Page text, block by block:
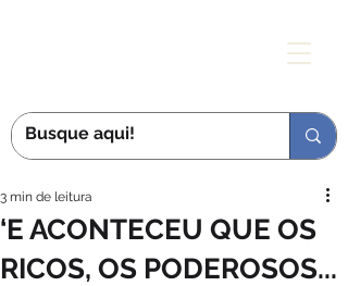
‘E ACONTECEU QUE OS
RICOS, OS PODEROSOS...
3 min de leitura